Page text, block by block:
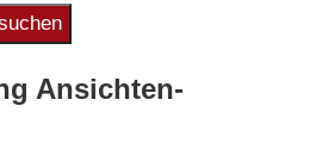
Ansichten-